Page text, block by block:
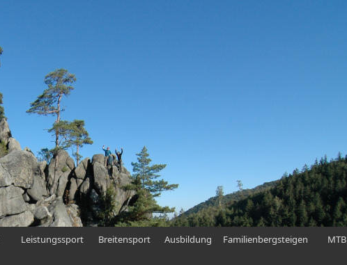
Leistungssport Breitensport Ausbildung Familienbergsteigen
MTB